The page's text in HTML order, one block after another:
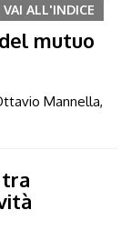
VAI ALL'INDICE
mutuo
Mannella,
tra